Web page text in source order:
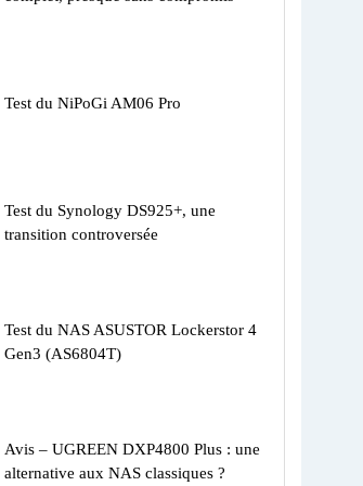
Test du NiPoGi AM06 Pro
Test du Synology DS925+, une
transition controversée
Test du NAS ASUSTOR Lockerstor 4
Gen3 (AS6804T)
Avis – UGREEN DXP4800 Plus : une
alternative aux NAS classiques ?